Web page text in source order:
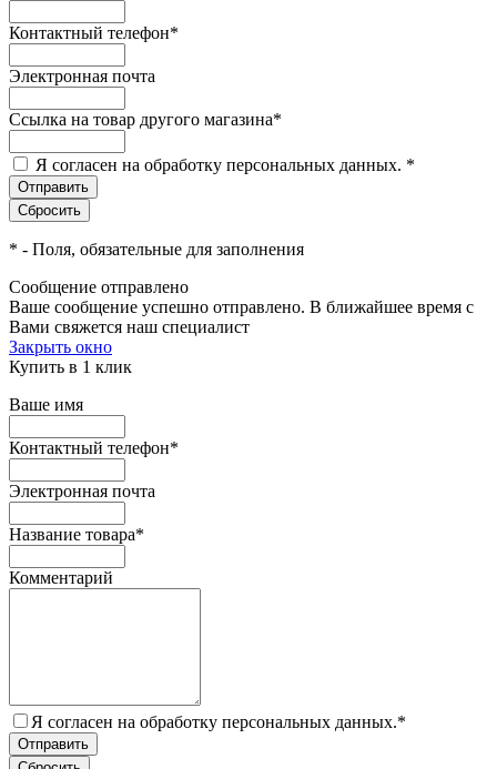
Контактный телефон*
Электронная почта
Ссылка на товар другого магазина*
Я согласен на обработку персональных данных. *
* - Поля, обязательные для заполнения
Сообщение отправлено
Ваше сообщение успешно отправлено. В ближайшее время с
Вами свяжется наш специалист
Закрыть окно
Купить в 1 клик
Ваше имя
Контактный телефон*
Электронная почта
Название товара*
Комментарий
Я согласен на обработку персональных данных.*